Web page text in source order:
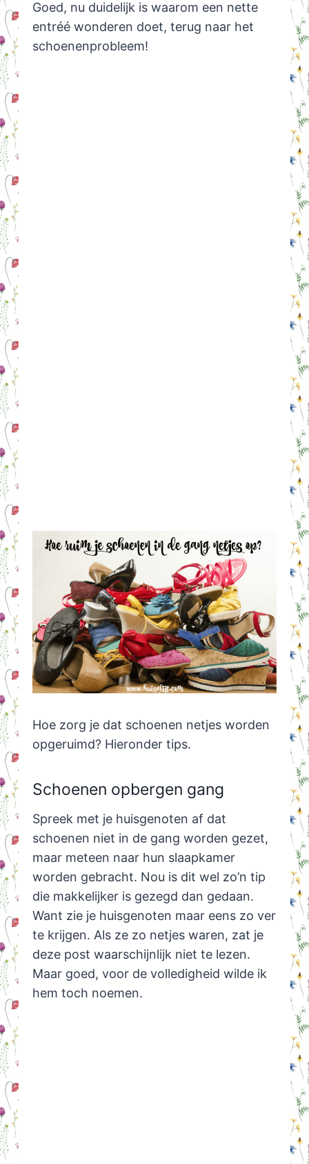
Goed, nu duidelijk is waarom een nette
entréé wonderen doet, terug naar het
schoenenprobleem!
Hoe zorg je dat schoenen netjes worden
opgeruimd? Hieronder tips.
Schoenen opbergen gang
Spreek met je huisgenoten af dat
schoenen niet in de gang worden gezet,
maar meteen naar hun slaapkamer
worden gebracht. Nou is dit wel zo’n tip
die makkelijker is gezegd dan gedaan.
Want zie je huisgenoten maar eens zo ver
te krijgen. Als ze zo netjes waren, zat je
deze post waarschijnlijk niet te lezen.
Maar goed, voor de volledigheid wilde ik
hem toch noemen.